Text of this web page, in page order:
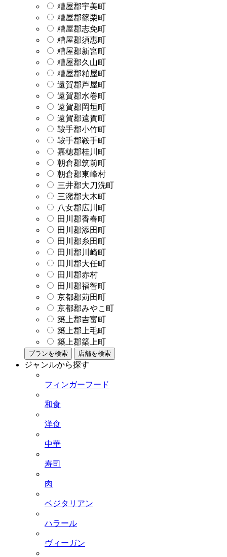
糟屋郡宇美町
糟屋郡篠栗町
糟屋郡志免町
糟屋郡須惠町
糟屋郡新宮町
糟屋郡久山町
糟屋郡粕屋町
遠賀郡芦屋町
遠賀郡水巻町
遠賀郡岡垣町
遠賀郡遠賀町
鞍手郡小竹町
鞍手郡鞍手町
嘉穂郡桂川町
朝倉郡筑前町
朝倉郡東峰村
三井郡大刀洗町
三潴郡大木町
八女郡広川町
田川郡香春町
田川郡添田町
田川郡糸田町
田川郡川崎町
田川郡大任町
田川郡赤村
田川郡福智町
京都郡苅田町
京都郡みやこ町
築上郡吉富町
築上郡上毛町
築上郡築上町
プランを検索 店舗を検索
ジャンルから探す
フィンガーフード
和食
洋食
中華
寿司
肉
ベジタリアン
ハラール
ヴィーガン